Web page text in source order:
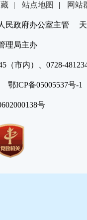
| 站点地图 | 网站
民政府办公室主管 天
理局主办
（市内）、0728-
鄂ICP备05005537号
号